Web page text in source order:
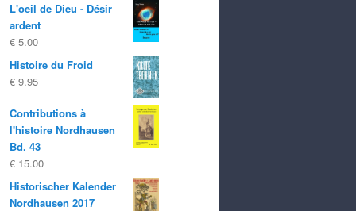
L'oeil de Dieu - Désir
ardent
€ 5.00
Histoire du Froid
€ 9.95
Contributions à
l'histoire Nordhausen
Bd. 43
€ 15.00
Historischer Kalender
Nordhausen 2017